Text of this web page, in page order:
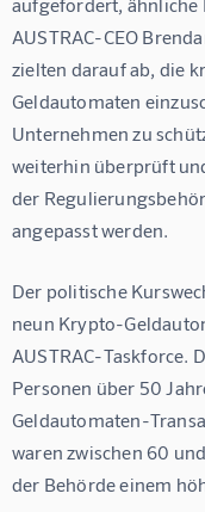
AUSTRAC-CEO
zielten darauf ab, die
Geldautomaten
Unternehmen zu
weiterhin überprüft
der
angepasst werden.
Der politische
neun Krypto-
AUSTRAC-Taskforce.
Personen über 50
Geldautomaten-
waren zwischen 60
der Behörde einem